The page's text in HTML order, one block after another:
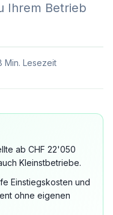
Ihrem Betrieb
Min. Lesezeit
ab CHF 22'050
Kleinstbetriebe.
Einstiegskosten und
ohne eigenen